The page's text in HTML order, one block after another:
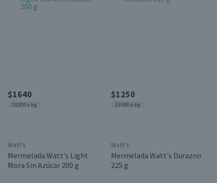
$1640
$8200 x kg
Watt's
Mermelada Watt's Light
Mora Sin Azúcar 200 g
$1250
$5000 x kg
Watt's
Mermelada Watt's Durazno
225 g